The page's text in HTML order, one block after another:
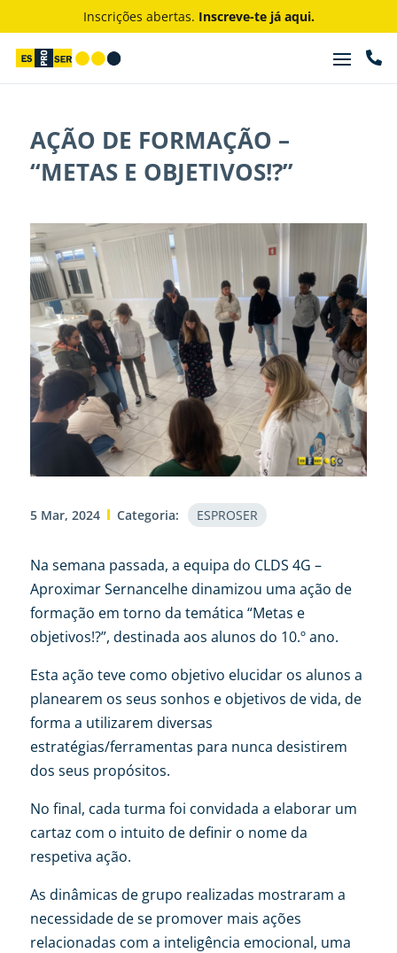
Inscrições abertas. Inscreve-te já aqui.

AÇÃO DE FORMAÇÃO –
“METAS E OBJETIVOS!?”
5 Mar, 2024 Categoria: ESPROSER
Na semana passada, a equipa do CLDS 4G –
Aproximar Sernancelhe dinamizou uma ação de
formação em torno da temática “Metas e
objetivos!?”, destinada aos alunos do 10.º ano.
Esta ação teve como objetivo elucidar os alunos a
planearem os seus sonhos e objetivos de vida, de
forma a utilizarem diversas
estratégias/ferramentas para nunca desistirem
dos seus propósitos.
No final, cada turma foi convidada a elaborar um
cartaz com o intuito de definir o nome da
respetiva ação.
As dinâmicas de grupo realizadas mostraram a
necessidade de se promover mais ações
relacionadas com a inteligência emocional, uma